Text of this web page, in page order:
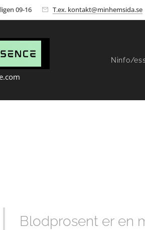
09-16 T.ex. kontakt@minhemsida.se
Ninfo/
Blodprosent er en